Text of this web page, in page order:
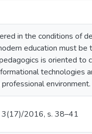
in the conditions of
education must be
is oriented to
technologies
environment.
3(17)/2016, s. 38–41